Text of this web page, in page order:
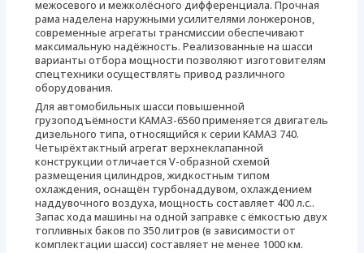
межосевого и межколёсного дифференциала. Прочная
рама наделена наружными усилителями лонжеронов,
современные агрегаты трансмиссии обеспечивают
максимальную надёжность. Реализованные на шасси
варианты отбора мощности позволяют изготовителям
спецтехники осуществлять привод различного
оборудования.
Для автомобильных шасси повышенной
грузоподъёмности КАМАЗ-6560 применяется двигатель
дизельного типа, относящийся к серии КАМАЗ 740.
Четырёхтактный агрегат верхнеклапанной
конструкции отличается V-образной схемой
размещения цилиндров, жидкостным типом
охлаждения, оснащён турбонаддувом, охлаждением
наддувочного воздуха, мощность составляет 400 л.с..
Запас хода машины на одной заправке с ёмкостью двух
топливных баков по 350 литров (в зависимости от
комплектации шасси) составляет не менее 1000 км.